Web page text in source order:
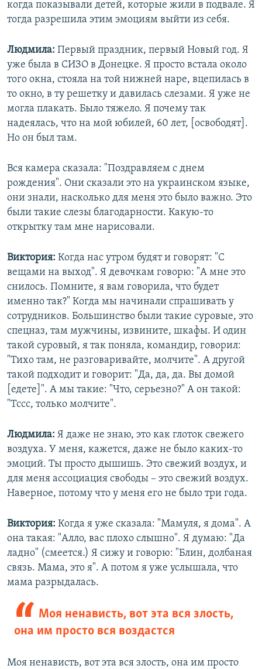
когда показывали детей, которые жили в подвале. Я
тогда разрешила этим эмоциям выйти из себя.
Людмила: Первый праздник, первый Новый год. Я
уже была в СИЗО в Донецке. Я просто встала около
того окна, стояла на той нижней наре, вцепилась в
то окно, в ту решетку и давилась слезами. Я уже не
могла плакать. Было тяжело. Я почему так
надеялась, что на мой юбилей, 60 лет, [освободят].
Но он был там.
Вся камера сказала: "Поздравляем с днем
рождения". Они сказали это на украинском языке,
они знали, насколько для меня это было важно. Это
были такие слезы благодарности. Какую-то
открытку там мне нарисовали.
Виктория: Когда нас утром будят и говорят: "С
вещами на выход". Я девочкам говорю: "А мне это
снилось. Помните, я вам говорила, что будет
именно так?" Когда мы начинали спрашивать у
сотрудников. Большинство были такие суровые, это
спецназ, там мужчины, извините, шкафы. И один
такой суровый, я так поняла, командир, говорил:
"Тихо там, не разговаривайте, молчите". А другой
такой подходит и говорит: "Да, да, да. Вы домой
[едете]". А мы такие: "Что, серьезно?" А он такой:
"Тссс, только молчите".
Людмила: Я даже не знаю, это как глоток свежего
воздуха. У меня, кажется, даже не было каких-то
эмоций. Ты просто дышишь. Это свежий воздух, и
для меня ассоциация свободы – это свежий воздух.
Наверное, потому что у меня его не было три года.
Виктория: Когда я уже сказала: "Мамуля, я дома". А
она такая: "Алло, вас плохо слышно". Я думаю: "Да
ладно" (смеется.) Я сижу и говорю: "Блин, долбаная
связь. Мама, это я". А потом я уже услышала, что
мама разрыдалась.
Моя ненависть, вот эта вся злость,
она им просто вся воздастся
Моя ненависть, вот эта вся злость, она им просто